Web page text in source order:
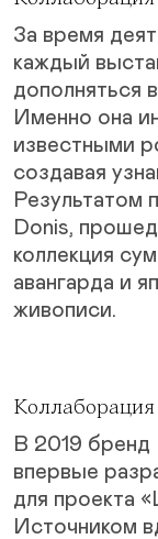
За время
каждый
дополняться
Именно она
известными
создавая
Результатом
Donis,
коллекция
авангарда и
живописи.
В 2019 бренд
впервые
для проекта
Источником